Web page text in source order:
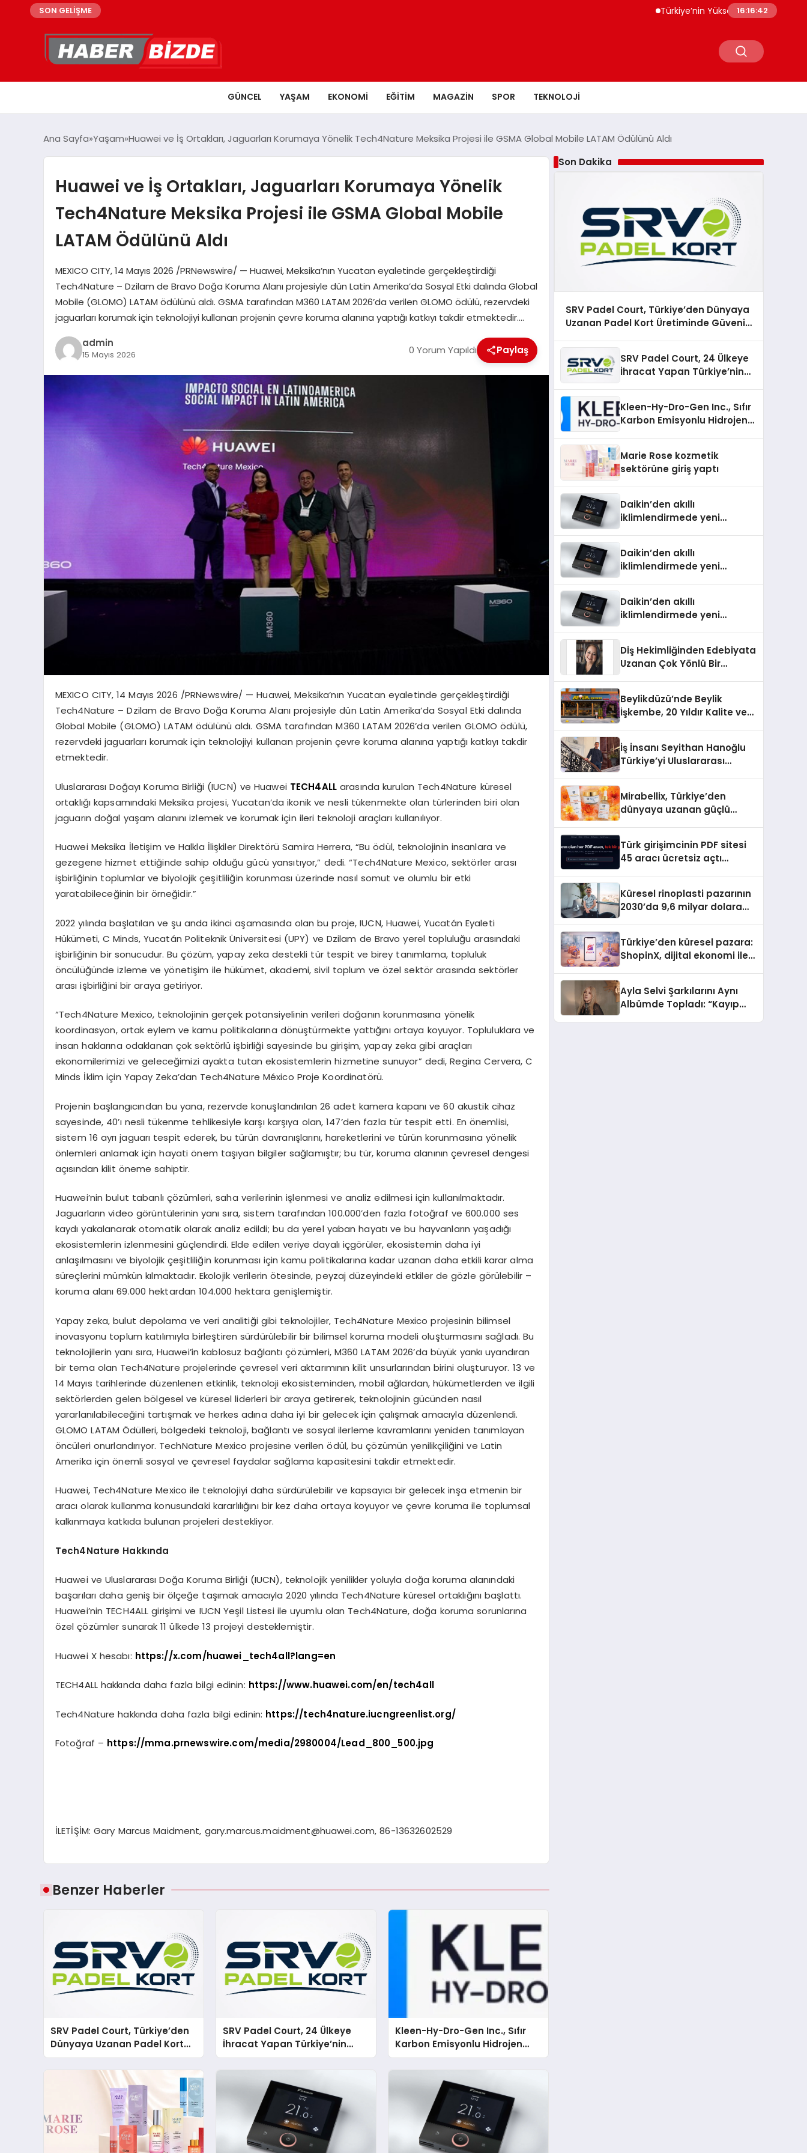
SON GELİŞME Türkiye’nin Yüksek Teknolojili Ürün İhracatı
16:16:43
GÜNCEL YAŞAM EKONOMI EĞITIM MAGAZIN SPOR TEKNOLOJI
Ana Sayfa Yaşam Huawei ve İş Ortakları, Jaguarları Korumaya Yönelik Tech4Nature Meksika Projesi ile GSMA Global Mobile LATAM Ödülünü Aldı
Huawei ve İş Ortakları, Jaguarları Korumaya Yönelik
Tech4Nature Meksika Projesi ile GSMA Global Mobile
LATAM Ödülünü Aldı
MEXICO CITY, 14 Mayıs 2026 /PRNewswire/ — Huawei, Meksika’nın Yucatan eyaletinde gerçekleştirdiği
Tech4Nature – Dzilam de Bravo Doğa Koruma Alanı projesiyle dün Latin Amerika’da Sosyal Etki dalında Global
Mobile (GLOMO) LATAM ödülünü aldı. GSMA tarafından M360 LATAM 2026’da verilen GLOMO ödülü, rezervdeki
jaguarları korumak için teknolojiyi kullanan projenin çevre koruma alanına yaptığı katkıyı takdir etmektedir….
admin
15 Mayıs 2026 0 Yorum Yapıldı Paylaş
MEXICO CITY,14 Mayıs 2026 /PRNewswire/ — Huawei, Meksika’nın Yucatan eyaletinde gerçekleştirdiği
Tech4Nature – Dzilam de Bravo Doğa Koruma Alanı projesiyle dün Latin Amerika’da Sosyal Etki dalında
Global Mobile (GLOMO) LATAM ödülünü aldı. GSMA tarafından M360 LATAM 2026’da verilen GLOMO ödülü,
rezervdeki jaguarları korumak için teknolojiyi kullanan projenin çevre koruma alanına yaptığı katkıyı takdir
etmektedir.
Uluslararası Doğayı Koruma Birliği (IUCN) ve Huawei TECH4ALL arasında kurulan Tech4Nature küresel
ortaklığı kapsamındaki Meksika projesi, Yucatan’da ikonik ve nesli tükenmekte olan türlerinden biri olan
jaguarın doğal yaşam alanını izlemek ve korumak için ileri teknoloji araçları kullanılıyor.
Huawei Meksika İletişim ve Halkla İlişkiler Direktörü Samira Herrera, “Bu ödül, teknolojinin insanlara ve
gezegene hizmet ettiğinde sahip olduğu gücü yansıtıyor,” dedi. “Tech4Nature Mexico, sektörler arası
işbirliğinin toplumlar ve biyolojik çeşitliliğin korunması üzerinde nasıl somut ve olumlu bir etki
yaratabileceğinin bir örneğidir.”
2022 yılında başlatılan ve şu anda ikinci aşamasında olan bu proje, IUCN, Huawei, Yucatán Eyaleti
Hükümeti, C Minds, Yucatán Politeknik Üniversitesi (UPY) ve Dzilam de Bravo yerel topluluğu arasındaki
işbirliğinin bir sonucudur. Bu çözüm, yapay zeka destekli tür tespit ve birey tanımlama, topluluk
öncülüğünde izleme ve yönetişim ile hükümet, akademi, sivil toplum ve özel sektör arasında sektörler
arası işbirliğini bir araya getiriyor.
“Tech4Nature Mexico, teknolojinin gerçek potansiyelinin verileri doğanın korunmasına yönelik
koordinasyon, ortak eylem ve kamu politikalarına dönüştürmekte yattığını ortaya koyuyor. Topluluklara ve
insan haklarına odaklanan çok sektörlü işbirliği sayesinde bu girişim, yapay zeka gibi araçları
ekonomilerimizi ve geleceğimizi ayakta tutan ekosistemlerin hizmetine sunuyor” dedi, Regina Cervera, C
Minds İklim için Yapay Zeka’dan Tech4Nature México Proje Koordinatörü.
Projenin başlangıcından bu yana, rezervde konuşlandırılan 26 adet kamera kapanı ve 60 akustik cihaz
sayesinde, 40’ı nesli tükenme tehlikesiyle karşı karşıya olan, 147’den fazla tür tespit etti. En önemlisi,
sistem 16 ayrı jaguarı tespit ederek, bu türün davranışlarını, hareketlerini ve türün korunmasına yönelik
önlemleri anlamak için hayati önem taşıyan bilgiler sağlamıştır; bu tür, koruma alanının çevresel dengesi
açısından kilit öneme sahiptir.
Huawei’nin bulut tabanlı çözümleri, saha verilerinin işlenmesi ve analiz edilmesi için kullanılmaktadır.
Jaguarların video görüntülerinin yanı sıra, sistem tarafından 100.000’den fazla fotoğraf ve 600.000 ses
kaydı yakalanarak otomatik olarak analiz edildi; bu da yerel yaban hayatı ve bu hayvanların yaşadığı
ekosistemlerin izlenmesini güçlendirdi. Elde edilen veriye dayalı içgörüler, ekosistemin daha iyi
anlaşılmasını ve biyolojik çeşitliliğin korunması için kamu politikalarına kadar uzanan daha etkili karar alma
süreçlerini mümkün kılmaktadır. Ekolojik verilerin ötesinde, peyzaj düzeyindeki etkiler de gözle görülebilir –
koruma alanı 69.000 hektardan 104.000 hektara genişlemiştir.
Yapay zeka, bulut depolama ve veri analitiği gibi teknolojiler, Tech4Nature Mexico projesinin bilimsel
inovasyonu toplum katılımıyla birleştiren sürdürülebilir bir bilimsel koruma modeli oluşturmasını sağladı. Bu
teknolojilerin yanı sıra, Huawei’in kablosuz bağlantı çözümleri, M360 LATAM 2026’da büyük yankı uyandıran
bir tema olan Tech4Nature projelerinde çevresel veri aktarımının kilit unsurlarından birini oluşturuyor. 13 ve
14 Mayıs tarihlerinde düzenlenen etkinlik, teknoloji ekosisteminden, mobil ağlardan, hükümetlerden ve ilgili
sektörlerden gelen bölgesel ve küresel liderleri bir araya getirerek, teknolojinin gücünden nasıl
yararlanılabileceğini tartışmak ve herkes adına daha iyi bir gelecek için çalışmak amacıyla düzenlendi.
GLOMO LATAM Ödülleri, bölgedeki teknoloji, bağlantı ve sosyal ilerleme kavramlarını yeniden tanımlayan
öncüleri onurlandırıyor. TechNature Mexico projesine verilen ödül, bu çözümün yenilikçiliğini ve Latin
Amerika için önemli sosyal ve çevresel faydalar sağlama kapasitesini takdir etmektedir.
Huawei, Tech4Nature Mexico ile teknolojiyi daha sürdürülebilir ve kapsayıcı bir gelecek inşa etmenin bir
aracı olarak kullanma konusundaki kararlılığını bir kez daha ortaya koyuyor ve çevre koruma ile toplumsal
kalkınmaya katkıda bulunan projeleri destekliyor.
Tech4Nature Hakkında
Huawei ve Uluslararası Doğa Koruma Birliği (IUCN), teknolojik yenilikler yoluyla doğa koruma alanındaki
başarıları daha geniş bir ölçeğe taşımak amacıyla 2020 yılında Tech4Nature küresel ortaklığını başlattı.
Huawei’nin TECH4ALL girişimi ve IUCN Yeşil Listesi ile uyumlu olan Tech4Nature, doğa koruma sorunlarına
özel çözümler sunarak 11 ülkede 13 projeyi desteklemiştir.
Huawei X hesabı: https://x.com/huawei_tech4all?lang=en
TECH4ALL hakkında daha fazla bilgi edinin: https://www.huawei.com/en/tech4all
Tech4Nature hakkında daha fazla bilgi edinin: https://tech4nature.iucngreenlist.org/
Fotoğraf – https://mma.prnewswire.com/media/2980004/Lead_800_500.jpg
İLETİŞİM: Gary Marcus Maidment, gary.marcus.maidment@huawei.com, 86-13632602529
Benzer Haberler
SRV Padel Court, Türkiye’den
Dünyaya Uzanan Padel Kort
Üretiminde Güvenin Adresi
SRV Padel Court, 24 Ülkeye
İhracat Yapan Türkiye’nin
Padel Kortu Üretim Gücü
Kleen-Hy-Dro-Gen Inc., Sıfır
Karbon Emisyonlu Hidrojen
Isıtma Teknolojisinde ISO ve
Son Dakika
SRV Padel Court, Türkiye’den Dünyaya
Uzanan Padel Kort Üretiminde Güvenin
SRV Padel Court, 24 Ülkeye
İhracat Yapan Türkiye’nin
Kleen-Hy-Dro-Gen Inc., Sıfır
Karbon Emisyonlu Hidrojen
Aldı
Marie Rose kozmetik
sektörüne giriş yaptı
Daikin’den akıllı
iklimlendirmede yeni
Daikin’den akıllı
iklimlendirmede yeni
Daikin’den akıllı
iklimlendirmede yeni
Diş Hekimliğinden Edebiyata
Uzanan Çok Yönlü Bir
Beylikdüzü’nde Beylik
İşkembe, 20 Yıldır Kalite ve
İş İnsanı Seyithan Hanoğlu
Türkiye’yi Uluslararası
Mirabellix, Türkiye’den
dünyaya uzanan güçlü
Türk girişimcinin PDF sitesi
45 aracı ücretsiz açtı
Küresel rinoplasti pazarının
2030’da 9,6 milyar dolara
Türkiye’den küresel pazara:
ShopinX, dijital ekonomi ile
Ayla Selvi Şarkılarını Aynı
Albümde Topladı: “Kayıp